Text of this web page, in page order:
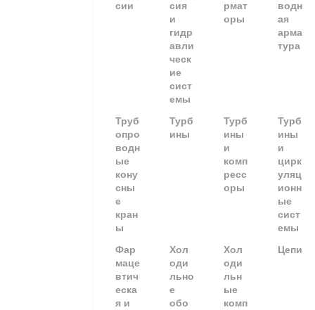
сии
сия
и
гидр
авли
ческ
ие
сист
емы
рмат
оры
водн
ая
арма
тура
Труб
опро
водн
ые
кону
сны
е
кран
ы
Турб
ины
Турб
ины
и
комп
ресс
оры
Турб
ины
и
цирк
уляц
ионн
ые
сист
емы
Фар
маце
втич
еска
я и
Хол
оди
льно
е
обо
Хол
оди
льн
ые
комп
Цепи